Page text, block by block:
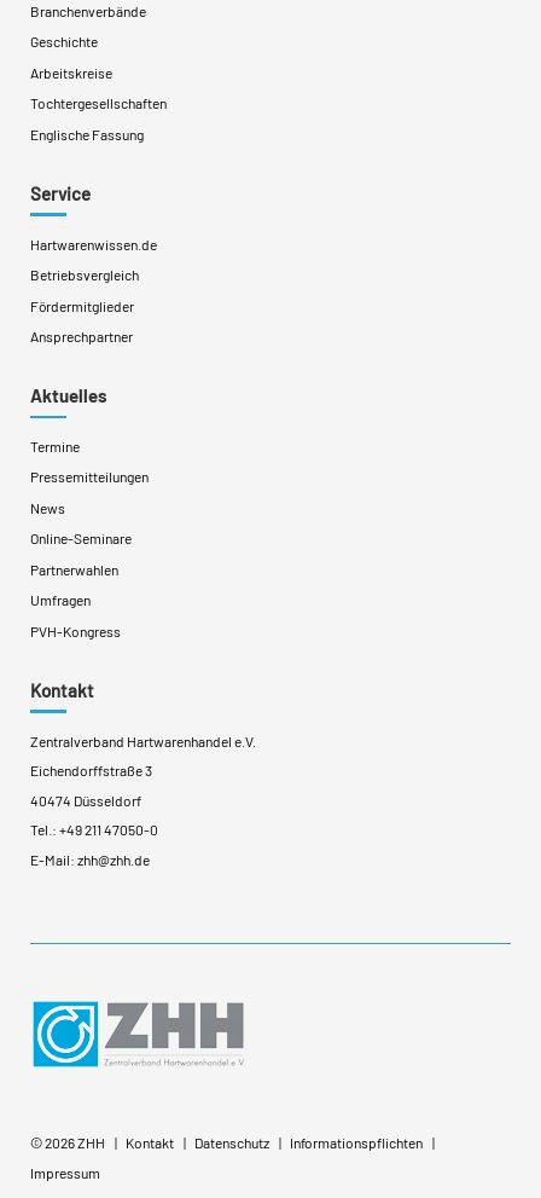
Branchenverbände
Geschichte
Arbeitskreise
Tochtergesellschaften
Englische Fassung
Service
Hartwarenwissen.de
Betriebsvergleich
Fördermitglieder
Ansprechpartner
Aktuelles
Termine
Pressemitteilungen
News
Online-Seminare
Partnerwahlen
Umfragen
PVH-Kongress
Kontakt
Zentralverband Hartwarenhandel e.V.
Eichendorffstraße 3
40474 Düsseldorf
Tel.: +49 211 47050-0
E-Mail: zhh@zhh.de
© 2026 ZHH Kontakt Datenschutz
Informationspflichten
Impressum